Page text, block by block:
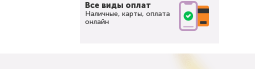
Все виды оплат
Наличные, карты, оплата
онлайн